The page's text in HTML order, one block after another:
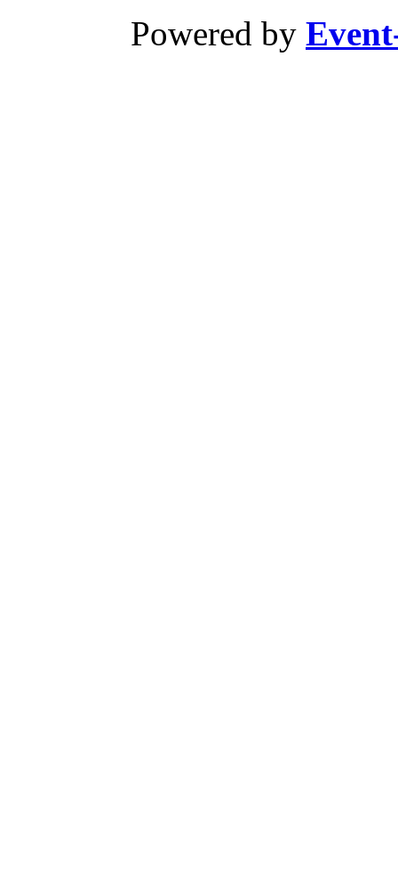
Powered by